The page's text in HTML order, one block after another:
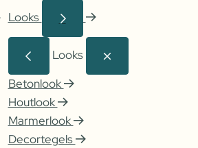
Looks
Looks
Betonlook
Houtlook
Marmerlook
Decortegels